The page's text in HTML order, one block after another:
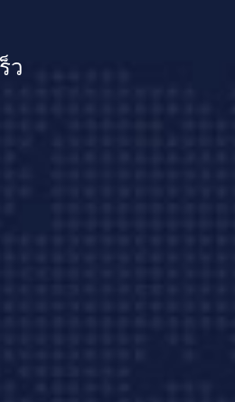
ว